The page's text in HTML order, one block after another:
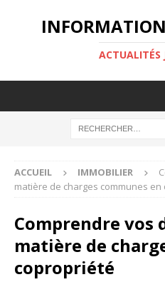
ACTUALITÉS
ACCUEIL IMMOBILIER
matière de charges communes
Comprendre vos
matière de
copropriété